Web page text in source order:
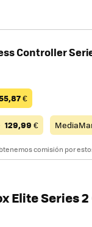
Controller
€
129,99 €
comisión por
Elite Series